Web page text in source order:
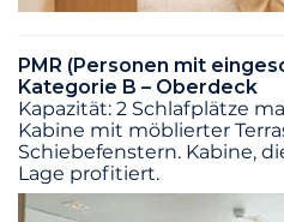
PMR (Personen mit
Kategorie B – Oberdeck
Kapazität: 2 Schlafplätze
Kabine mit möblierter
Schiebefenstern. Kabine,
Lage profitiert.